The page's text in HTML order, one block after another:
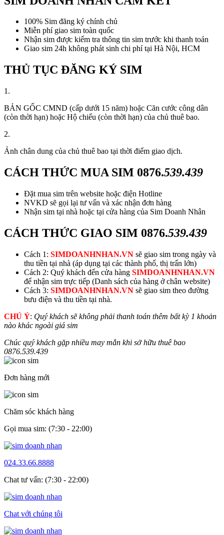
100% Sim đăng ký chính chủ
Miễn phí giao sim toàn quốc
Nhận sim được kiểm tra thông tin sim trước khi thanh toán
Giao sim 24h không phát sinh chi phí tại Hà Nội, HCM
THỦ TỤC ĐĂNG KÝ SIM
1.
BẢN GỐC CMND (cấp dưới 15 năm) hoặc Căn cước công dân
(còn thời hạn) hoặc Hộ chiếu (còn thời hạn) của chủ thuê bao.
2.
Ảnh chân dung của chủ thuê bao tại thời điểm giao dịch.
CÁCH THỨC MUA SIM 0876.539.439
Đặt mua sim trên website hoặc điện Hotline
NVKD sẽ gọi lại tư vấn và xác nhận đơn hàng
Nhận sim tại nhà hoặc tại cửa hàng của Sim Doanh Nhân
CÁCH THỨC GIAO SIM 0876.539.439
Cách 1: SIMDOANHNHAN.VN sẽ giao sim trong ngày và
thu tiền tại nhà (áp dụng tại các thành phố, thị trấn lớn)
Cách 2: Quý khách đến cửa hàng SIMDOANHNHAN.VN
để nhận sim trực tiếp (Danh sách của hàng ở chân website)
Cách 3: SIMDOANHNHAN.VN sẽ giao sim theo đường
bưu điện và thu tiền tại nhà.
CHÚ Ý: Quý khách sẽ không phải thanh toán thêm bất kỳ 1 khoản
nào khác ngoài giá sim
Chúc quý khách gặp nhiều may mắn khi sở hữu thuê bao
0876.539.439
Đơn hàng mới
Chăm sóc khách hàng
Gọi mua sim: (7:30 - 22:00)
024.33.66.8888
Chat tư vấn: (7:30 - 22:00)
Chat với chúng tôi